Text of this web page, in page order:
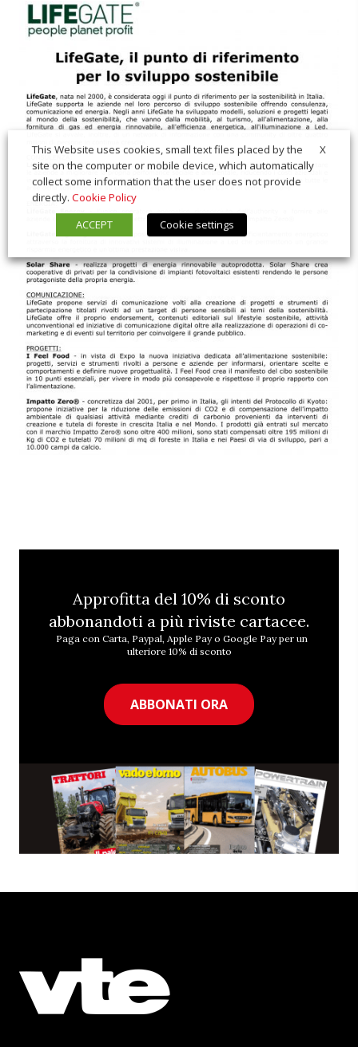
Approfitta del 10% di sconto
abbonandoti a più riviste cartacee.
Paga con Carta, Paypal, Apple Pay o Google Pay per un
ulteriore 10% di sconto
ABBONATI ORA
X
This Website uses cookies, small text files placed by the
site on the computer or mobile device, which automatically
collect some information that the user does not provide
directly. Cookie Policy
ACCEPT
Cookie settings